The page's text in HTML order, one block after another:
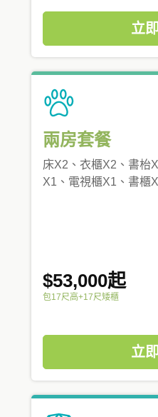
立
兩房套餐
床X2、衣櫃X2、書枱
X1、電視櫃X1、書櫃
$53,000起
包17尺高+17尺矮櫃
立